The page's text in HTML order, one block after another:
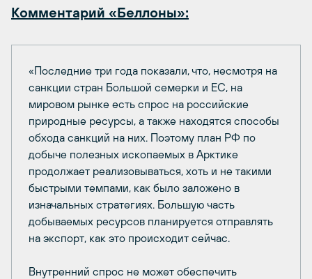
Комментарий «Беллоны»:
«Последние три года показали, что, несмотря на
санкции стран Большой семерки и ЕС, на
мировом рынке есть спрос на российские
природные ресурсы, а также находятся способы
обхода санкций на них. Поэтому план РФ по
добыче полезных ископаемых в Арктике
продолжает реализовываться, хоть и не такими
быстрыми темпами, как было заложено в
изначальных стратегиях. Большую часть
добываемых ресурсов планируется отправлять
на экспорт, как это происходит сейчас.
Внутренний спрос не может обеспечить